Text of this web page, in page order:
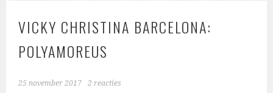
VICKY CHRISTINA BARCELONA:
POLYAMOREUS
25 november 2017 2 reacties